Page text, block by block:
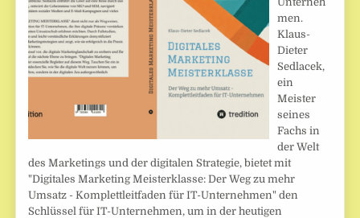
men.
Klaus-
Dieter
Sedlacek,
ein
Meister
seines
Fachs in
der Welt
des Marketings und der digitalen Strategie, bietet mit
"Digitales Marketing Meisterklasse: Der Weg zu mehr
Umsatz - Komplettleitfaden für IT-Unternehmen" den
Schlüssel für IT-Unternehmen, um in der heutigen